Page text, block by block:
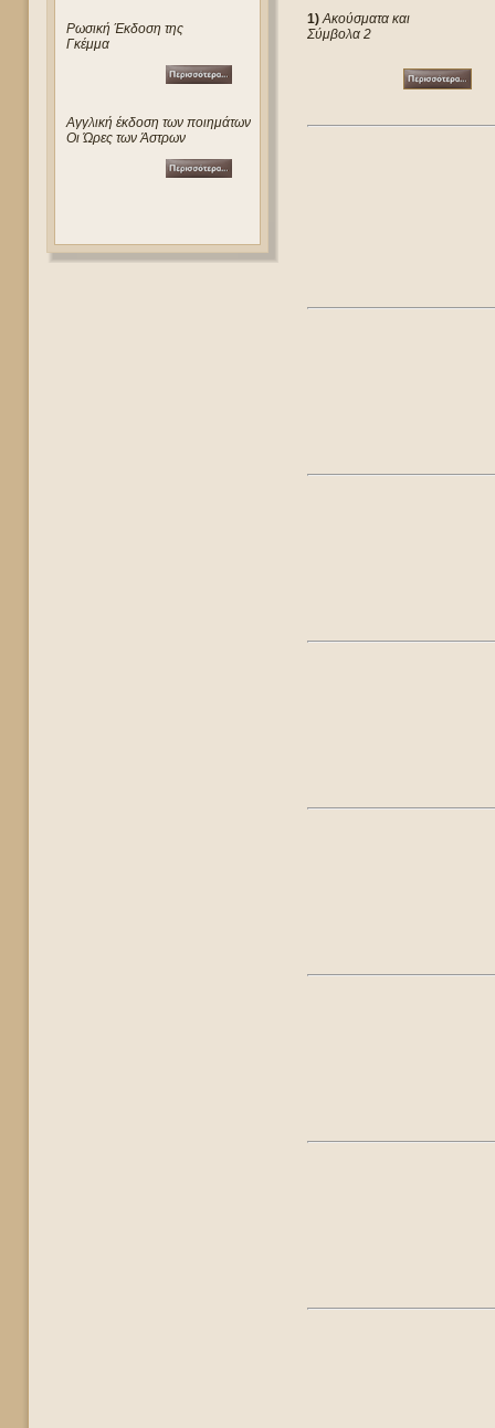
Ρωσική Έκδοση της
Γκέμμα
Αγγλική έκδοση των ποιημάτων
Οι Ώρες των Άστρων
1) Ακούσματα και
Σύμβολα 2